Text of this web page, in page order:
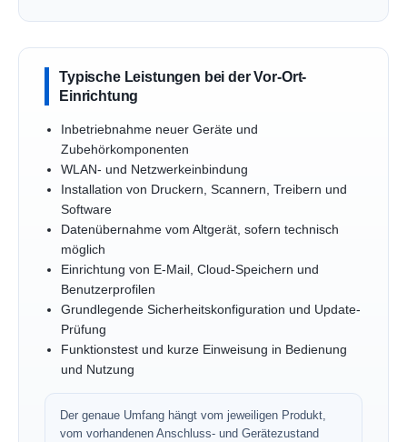
Typische Leistungen bei der Vor-Ort-
Einrichtung
Inbetriebnahme neuer Geräte und
Zubehörkomponenten
WLAN- und Netzwerkeinbindung
Installation von Druckern, Scannern, Treibern und
Software
Datenübernahme vom Altgerät, sofern technisch
möglich
Einrichtung von E-Mail, Cloud-Speichern und
Benutzerprofilen
Grundlegende Sicherheitskonfiguration und Update-
Prüfung
Funktionstest und kurze Einweisung in Bedienung
und Nutzung
Der genaue Umfang hängt vom jeweiligen Produkt,
vom vorhandenen Anschluss- und Gerätezustand